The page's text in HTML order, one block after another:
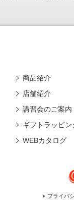
商品紹介
店舗紹介
講習会のご案内
ギフトラッピン
WEBカタログ
プライバ